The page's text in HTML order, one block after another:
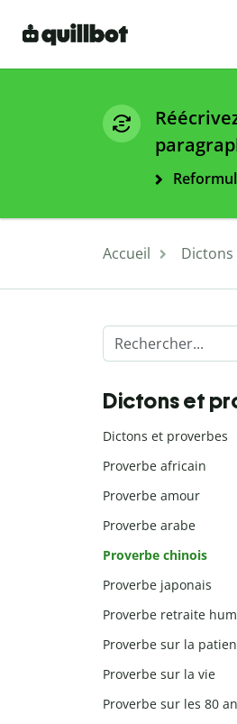
Accueil
Dictons et
Dictons et proverbes
Proverbe africain
Proverbe amour
Proverbe arabe
Proverbe chinois
Proverbe japonais
Proverbe retraite
Proverbe sur la
Proverbe sur la vie
Proverbe sur les 80